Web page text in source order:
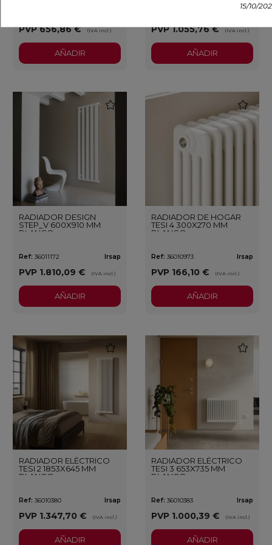
PVP656,86 € (IVA incl.)
AÑADIR
PVP1.055,76 € (IVA incl.)
AÑADIR
RADIADOR DESIGN
STEP_V 600X910 MM
BLANCO
Ref: 36011172 Irsap
PVP 1.810,09 € (IVA incl.)
AÑADIR
RADIADOR DE HOGAR
TESI 4 300X270 MM
BLANCO
Ref: 36010973 Irsap
PVP 166,10 € (IVA incl.)
favorite
AÑADIR
RADIADOR ELÉCTRICO
TESI 2 1853X645 MM
BLANCO
Ref: 36010380 Irsap
PVP 1.347,70 € (IVA incl.)
AÑADIR
RADIADOR ELÉCTRICO
TESI 3 653X735 MM
BLANCO
Ref: 36010383 Irsap
PVP 1.000,39 € (IVA incl.)
AÑADIR
15/10/